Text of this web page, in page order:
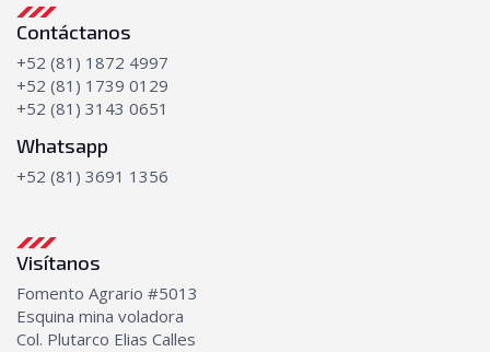
Transmisiones completas
Contáctanos
+52 (81) 1872 4997
+52 (81) 1739 0129
+52 (81) 3143 0651
Whatsapp
+52 (81) 3691 1356
Visítanos
Fomento Agrario #5013
Esquina mina voladora
Col. Plutarco Elias Calles